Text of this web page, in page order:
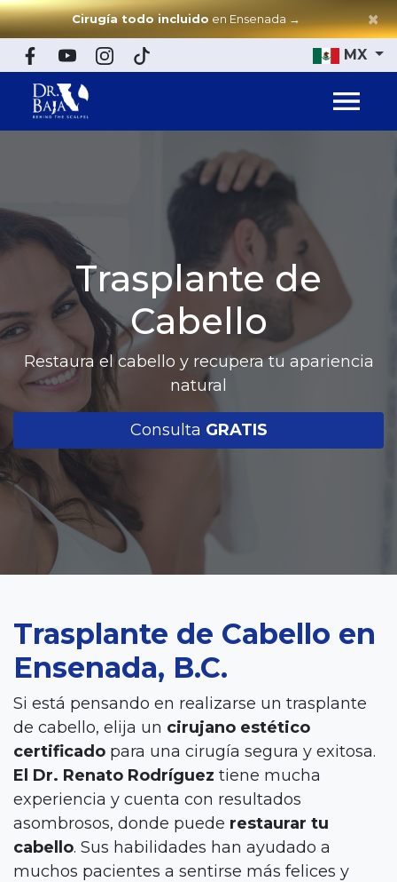
Cirugía todo incluido en Ensenada → ×
MX
Trasplante de
Cabello
Restaura el cabello y recupera tu apariencia
natural
Consulta GRATIS
Trasplante de Cabello en
Ensenada, B.C.
Si está pensando en realizarse un trasplante
de cabello, elija un cirujano estético
certificado para una cirugía segura y exitosa.
El Dr. Renato Rodríguez tiene mucha
experiencia y cuenta con resultados
asombrosos, donde puede restaurar tu
cabello. Sus habilidades han ayudado a
muchos pacientes a sentirse más felices y